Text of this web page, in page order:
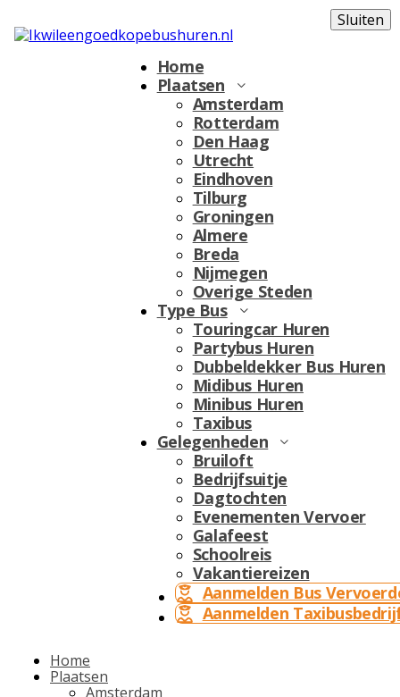
Home
Plaatsen
Amsterdam
Rotterdam
Den Haag
Utrecht
Eindhoven
Tilburg
Groningen
Almere
Breda
Nijmegen
Overige Steden
Type Bus
Touringcar Huren
Partybus Huren
Dubbeldekker Bus Huren
Midibus Huren
Minibus Huren
Taxibus
Gelegenheden
Bruiloft
Bedrijfsuitje
Dagtochten
Evenementen Vervoer
Galafeest
Schoolreis
Vakantiereizen
Aanmelden Bus
Aanmelden
Home
Plaatsen
Amsterdam
Sluiten